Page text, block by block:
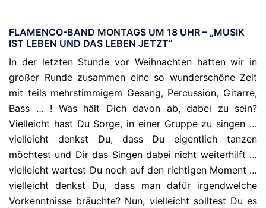
FLAMENCO-BAND MONTAGS UM 18 UHR – „MUSIK
IST LEBEN UND DAS LEBEN JETZT“
In der letzten Stunde vor Weihnachten hatten wir in
großer Runde zusammen eine so wunderschöne Zeit
mit teils mehrstimmigem Gesang, Percussion, Gitarre,
Bass … ! Was hält Dich davon ab, dabei zu sein?
Vielleicht hast Du Sorge, in einer Gruppe zu singen …
vielleicht denkst Du, dass Du eigentlich tanzen
möchtest und Dir das Singen dabei nicht weiterhilft …
vielleicht wartest Du noch auf den richtigen Moment …
vielleicht denkst Du, dass man dafür irgendwelche
Vorkenntnisse bräuchte? Nun, vielleicht solltest Du es